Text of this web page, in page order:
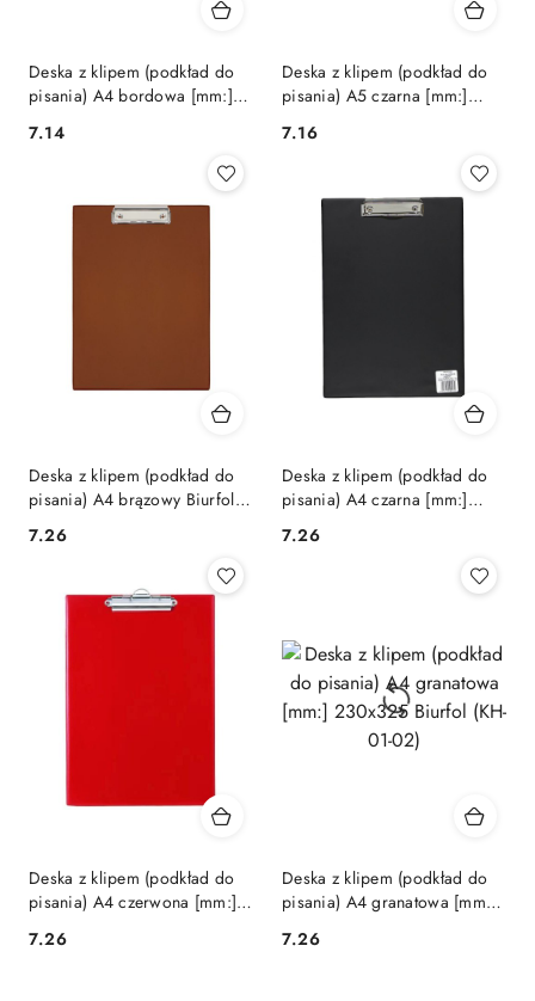
Deska z klipem (podkład do
pisania) A4 bordowa [mm:]
Cena:
7.14
Deska z klipem (podkład do
pisania) A5 czarna [mm:]
Cena:
7.16
Deska z klipem (podkład do
pisania) A4 brązowy Biurfol
Cena:
7.26
Deska z klipem (podkład do
pisania) A4 czarna [mm:]
Cena:
7.26
Deska z klipem (podkład do
pisania) A4 czerwona [mm:]
Cena:
7.26
Deska z klipem (podkład do
pisania) A4 granatowa [mm:]
Cena:
7.26